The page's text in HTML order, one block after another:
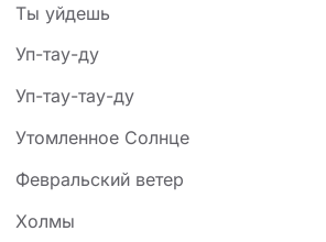
Ты уйдешь
Уп-тау-ду
Уп-тау-тау-ду
Утомленное Солнце
Февральский ветер
Холмы